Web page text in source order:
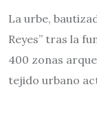
La urbe,
Reyes” tras la
400 zonas
tejido urbano